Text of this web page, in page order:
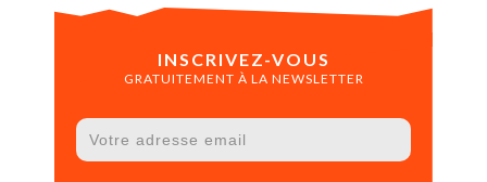
INSCRIVEZ-VOUS
GRATUITEMENT À LA NEWSLETTER